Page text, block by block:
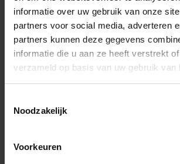
informatie over uw gebruik van onze
partners voor social media, adverteren
partners kunnen deze gegevens
informatie die u aan ze heeft verstrekt
verzameld op basis van uw gebruik van
Noodzakelijk
Voorkeuren